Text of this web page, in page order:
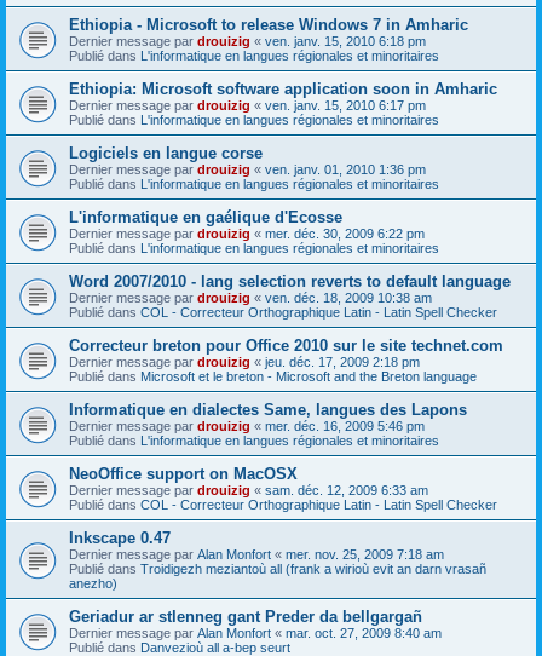
Ethiopia - Microsoft to release Windows 7 in Amharic
Dernier message par drouizig « ven. janv. 15, 2010 6:18 pm
Publié dans L'informatique en langues régionales et minoritaires
Ethiopia: Microsoft software application soon in Amharic
Dernier message par drouizig « ven. janv. 15, 2010 6:17 pm
Publié dans L'informatique en langues régionales et minoritaires
Logiciels en langue corse
Dernier message par drouizig « ven. janv. 01, 2010 1:36 pm
Publié dans L'informatique en langues régionales et minoritaires
L'informatique en gaélique d'Ecosse
Dernier message par drouizig « mer. déc. 30, 2009 6:22 pm
Publié dans L'informatique en langues régionales et minoritaires
Word 2007/2010 - lang selection reverts to default language
Dernier message par drouizig « ven. déc. 18, 2009 10:38 am
Publié dans COL - Correcteur Orthographique Latin - Latin Spell Checker
Correcteur breton pour Office 2010 sur le site technet.com
Dernier message par drouizig « jeu. déc. 17, 2009 2:18 pm
Publié dans Microsoft et le breton - Microsoft and the Breton language
Informatique en dialectes Same, langues des Lapons
Dernier message par drouizig « mer. déc. 16, 2009 5:46 pm
Publié dans L'informatique en langues régionales et minoritaires
NeoOffice support on MacOSX
Dernier message par drouizig « sam. déc. 12, 2009 6:33 am
Publié dans COL - Correcteur Orthographique Latin - Latin Spell Checker
Inkscape 0.47
Dernier message par Alan Monfort « mer. nov. 25, 2009 7:18 am
Publié dans Troidigezh meziantoù all (frank a wirioù evit an darn vrasañ
anezho)
Geriadur ar stlenneg gant Preder da bellgargañ
Dernier message par Alan Monfort « mar. oct. 27, 2009 8:40 am
Publié dans Danvezioù all a-bep seurt